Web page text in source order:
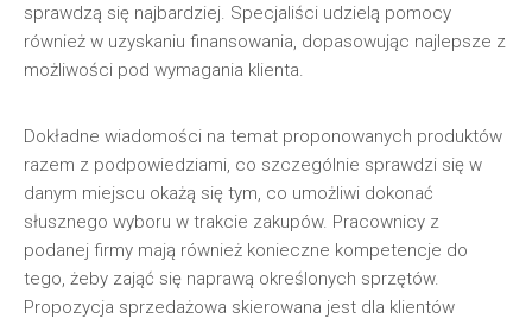
sprawdzą się najbardziej. Specjaliści udzielą pomocy
również w uzyskaniu finansowania, dopasowując najlepsze z
możliwości pod wymagania klienta.
Dokładne wiadomości na temat proponowanych produktów
razem z podpowiedziami, co szczególnie sprawdzi się w
danym miejscu okażą się tym, co umożliwi dokonać
słusznego wyboru w trakcie zakupów. Pracownicy z
podanej firmy mają również konieczne kompetencje do
tego, żeby zająć się naprawą określonych sprzętów.
Propozycja sprzedażowa skierowana jest dla klientów